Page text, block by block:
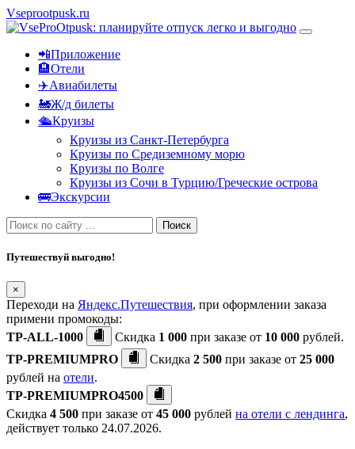
Vseprootpusk.ru
📲Приложение
🏨Отели
✈️Авиабилеты
🚂Ж/д билеты
🛳Круизы
Круизы из Санкт-Петербурга
Круизы по Средиземному морю
Круизы по Волге
Круизы из Сочи в Турцию/Греческие острова
🚌Экскурсии
Поиск
Путешествуй выгодно!
×
Переходи на Яндекс.Путешествия, при оформлении заказа
примени промокоды:
TP-ALL-1000
Скидка 1 000 при заказе от 10 000 рублей.
TP-PREMIUMPRO
Скидка 2 500 при заказе от 25 000
рублей на отели.
TP-PREMIUMPRO4500
Скидка 4 500 при заказе от 45 000 рублей на отели с лендинга,
действует только 24.07.2026.